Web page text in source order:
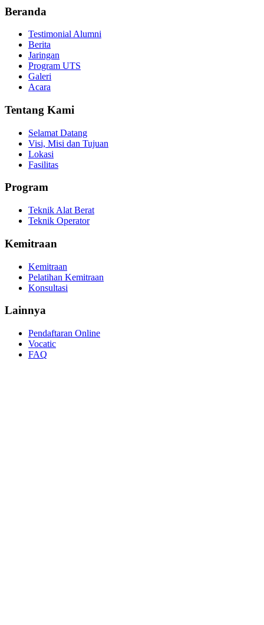
Beranda
Testimonial Alumni
Berita
Jaringan
Program UTS
Galeri
Acara
Tentang Kami
Selamat Datang
Visi, Misi dan Tujuan
Lokasi
Fasilitas
Program
Teknik Alat Berat
Teknik Operator
Kemitraan
Kemitraan
Pelatihan Kemitraan
Konsultasi
Lainnya
Pendaftaran Online
Vocatic
FAQ